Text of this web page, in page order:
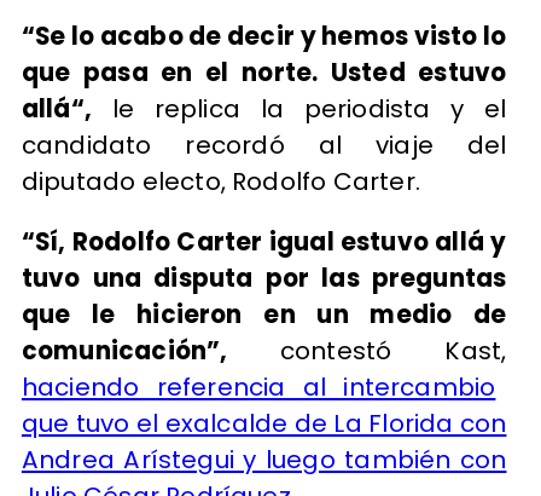
“Se lo acabo de decir y hemos visto lo
que pasa en el norte. Usted estuvo
allá“, le replica la periodista y el
candidato recordó al viaje del
diputado electo, Rodolfo Carter.
“Sí, Rodolfo Carter igual estuvo allá y
tuvo una disputa por las preguntas
que le hicieron en un medio de
comunicación”, contestó Kast,
haciendo referencia al intercambio
que tuvo el exalcalde de La Florida con
Andrea Arístegui y luego también con